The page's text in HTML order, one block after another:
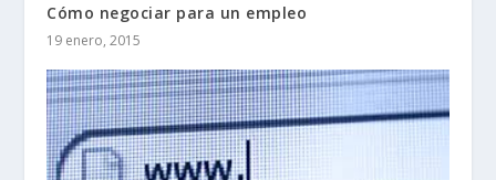
Cómo negociar para un empleo
19 enero, 2015